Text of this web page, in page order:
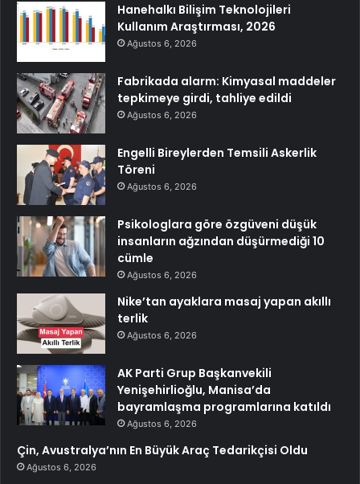
Hanehalkı Bilişim Teknolojileri
Kullanım Araştırması, 2026
Ağustos 6, 2026
Fabrikada alarm: Kimyasal maddeler
tepkimeye girdi, tahliye edildi
Ağustos 6, 2026
Engelli Bireylerden Temsili Askerlik
Töreni
Ağustos 6, 2026
Psikologlara göre özgüveni düşük
insanların ağzından düşürmediği 10
cümle
Ağustos 6, 2026
Nike’tan ayaklara masaj yapan akıllı
terlik
Ağustos 6, 2026
AK Parti Grup Başkanvekili
Yenişehirlioğlu, Manisa’da
bayramlaşma programlarına katıldı
Ağustos 6, 2026
Çin, Avustralya’nın En Büyük Araç Tedarikçisi Oldu
Ağustos 6, 2026